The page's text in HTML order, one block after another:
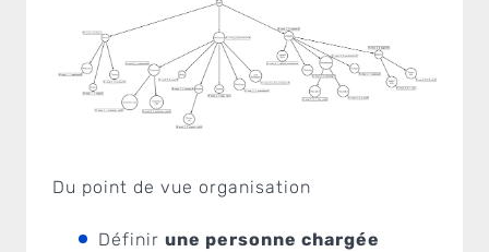
Du point de vue organisation
Définir une personne chargée